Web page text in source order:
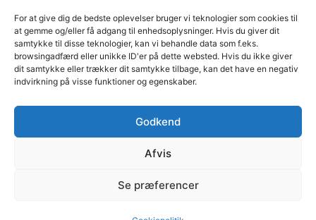
For at give dig de bedste oplevelser bruger vi teknologier som cookies til
at gemme og/eller få adgang til enhedsoplysninger. Hvis du giver dit
samtykke til disse teknologier, kan vi behandle data som f.eks.
browsingadfærd eller unikke ID'er på dette websted. Hvis du ikke giver
dit samtykke eller trækker dit samtykke tilbage, kan det have en negativ
indvirkning på visse funktioner og egenskaber.
Godkend
Afvis
Se præferencer
Copyright © 2026 BasimWorld
Udviklet afWebbureau.dk
Bygget medWordPress
Restaurant
Restauranter
Tømrer